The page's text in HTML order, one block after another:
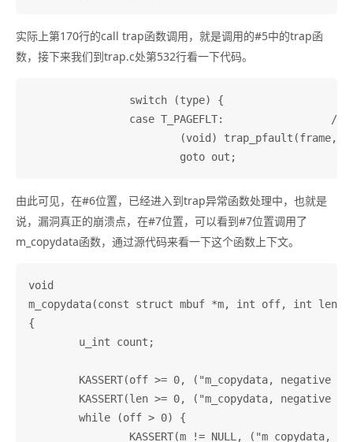
实际上第170行的call trap函数调用，就是调用的#5中的trap函
数，接下来我们到trap.c处第532行看一下代码。
由此可见，在#6位置，已经进入到trap异常函数处理中，也就是
说，漏洞真正的崩溃点，在#7位置，可以看到#7位置调用了
m_copydata函数，通过源代码来看一下这个函数上下文。
void
m_copydata(const struct mbuf *m, int off, int len,
{